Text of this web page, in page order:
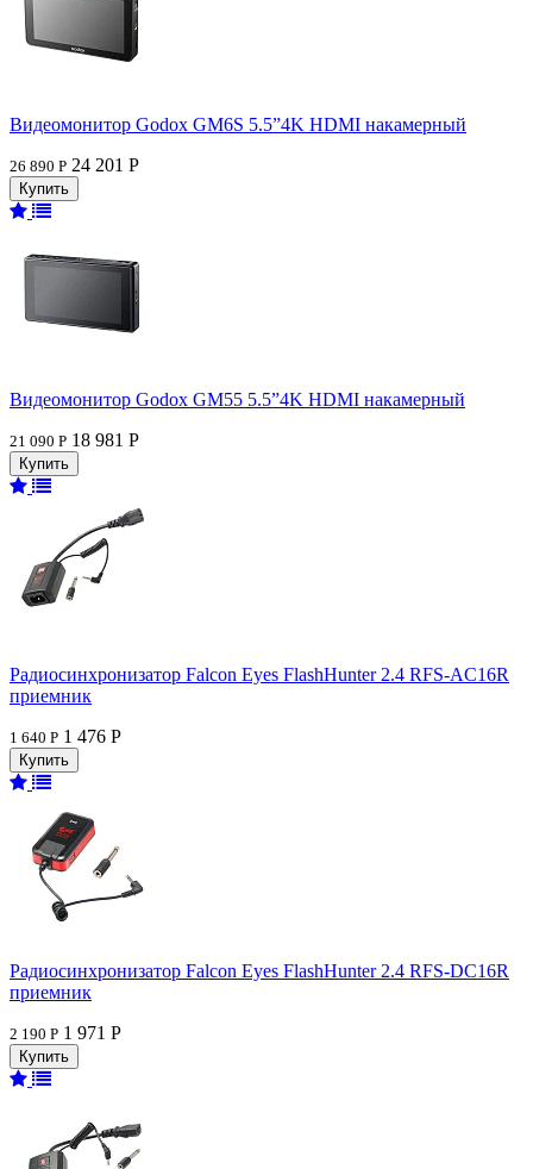
Видеомонитор Godox GM6S 5.5”4K HDMI накамерный
26 890 Р 24 201 Р
Видеомонитор Godox GM55 5.5”4K HDMI накамерный
21 090 Р 18 981 Р
Радиосинхронизатор Falcon Eyes FlashHunter 2.4 RFS-AC16R
приемник
1 640 Р 1 476 Р
Радиосинхронизатор Falcon Eyes FlashHunter 2.4 RFS-DC16R
приемник
2 190 Р 1 971 Р